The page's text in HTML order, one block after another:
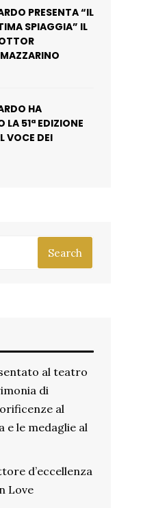
PRESENTA “IL
SPIAGGIA” IL
HA
LA 51ª EDIZIONE
VOCE DEI
Search
al teatro
di
al
e le medaglie al
d’eccellenza
Love